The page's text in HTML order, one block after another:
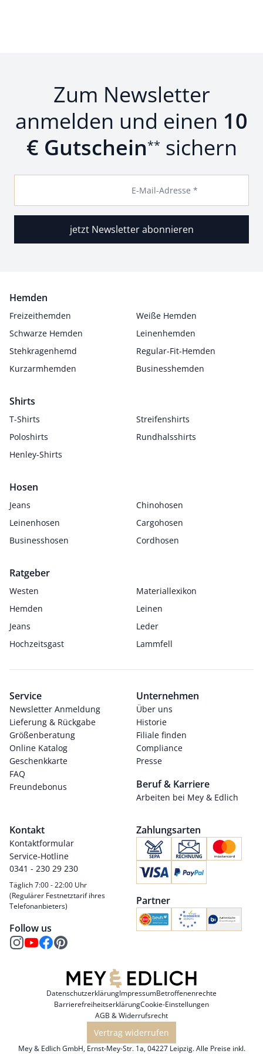
Zum Newsletter
anmelden und einen 10
€ Gutschein** sichern
E-Mail-Adresse *
jetzt Newsletter abonnieren
Hemden
Freizeithemden
Weiße Hemden
Schwarze Hemden
Leinenhemden
Stehkragenhemd
Regular-Fit-Hemden
Kurzarmhemden
Businesshemden
Shirts
T-Shirts
Streifenshirts
Poloshirts
Rundhalsshirts
Henley-Shirts
Hosen
Jeans
Chinohosen
Leinenhosen
Cargohosen
Businesshosen
Cordhosen
Ratgeber
Westen
Materiallexikon
Hemden
Leinen
Jeans
Leder
Hochzeitsgast
Lammfell
Service
Newsletter Anmeldung
Lieferung & Rückgabe
Größenberatung
Online Katalog
Geschenkkarte
FAQ
Freundebonus
Unternehmen
Über uns
Historie
Filiale finden
Compliance
Presse
Beruf & Karriere
Arbeiten bei Mey & Edlich
Kontakt
Kontaktformular
Service-Hotline
0341 - 230 29 230
Täglich 7:00 - 22:00 Uhr
(Regulärer Festnetztarif ihres
Telefonanbieters)
Follow us
Zahlungsarten
Partner
DatenschutzerklärungImpressumBetroffenenrechte
BarrierefreiheitserklärungCookie-Einstellungen
AGB & Widerrufsrecht
Vertrag widerrufen
Mey & Edlich GmbH, Ernst-Mey-Str. 1a, 04227 Leipzig. Alle Preise inkl.